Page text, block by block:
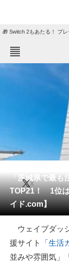
🎁 Switch 2もあたる！ プ
動物
会員記事
メディア
注目記事を集め
ITの今と未来を
スマホと通信の
「茨城県で最も
TOP21！ 1位は
イド.com】
X
ウェイブダッ
援サイト
「生活
並みや雰囲気」